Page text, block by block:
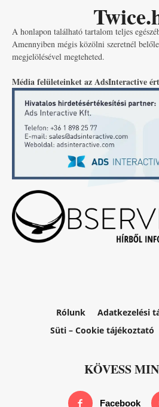
A honlapon található tartalom teljes
Amennyiben mégis közölni szeretnél
megjelölésével megteheted.
Média felületeinket az AdsInteractive
Rólunk
Adatkezelési
Süti – Cookie tájékoztató
KÖVESS
Facebook